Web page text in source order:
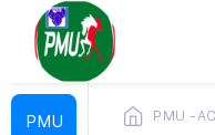
PMU PMU -